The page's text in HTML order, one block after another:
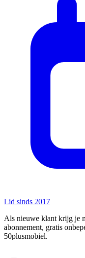
Lid sinds 2017
Als nieuwe klant krijg je
abonnement, gratis
50plusmobiel.